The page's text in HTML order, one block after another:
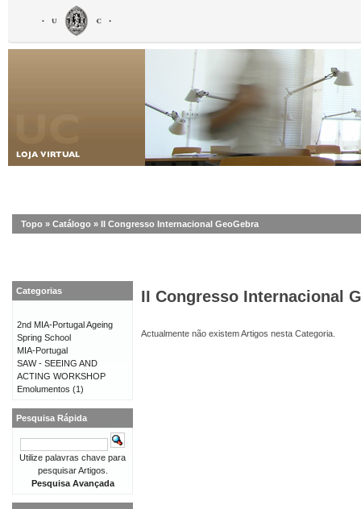
Topo » Catálogo » II Congresso Internacional GeoGebra
II Congresso Internacional
Actualmente não existem Artigos nesta Categoria.
Categorias
2nd MIA-Portugal Ageing
Spring School
MIA-Portugal
SAW - SEEING AND
ACTING WORKSHOP
Emolumentos (1)
Pesquisa Rápida
Utilize palavras chave para
pesquisar Artigos.
Pesquisa Avançada